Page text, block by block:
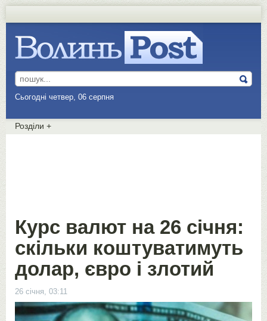
Сьогодні четвер, 06 серпня
Розділи +
Курс валют на 26 січня:
скільки коштуватимуть
долар, євро і злотий
26 січня, 03:11